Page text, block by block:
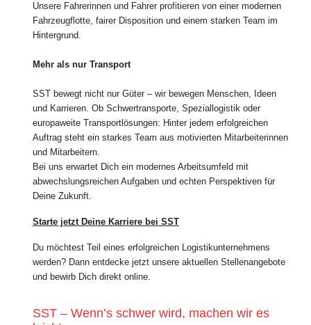
Unsere Fahrerinnen und Fahrer profitieren von einer modernen
Fahrzeugflotte, fairer Disposition und einem starken Team im
Hintergrund.
Mehr als nur Transport
SST bewegt nicht nur Güter – wir bewegen Menschen, Ideen
und Karrieren. Ob Schwertransporte, Speziallogistik oder
europaweite Transportlösungen: Hinter jedem erfolgreichen
Auftrag steht ein starkes Team aus motivierten Mitarbeiterinnen
und Mitarbeitern.
Bei uns erwartet Dich ein modernes Arbeitsumfeld mit
abwechslungsreichen Aufgaben und echten Perspektiven für
Deine Zukunft.
Starte jetzt Deine Karriere bei SST
Du möchtest Teil eines erfolgreichen Logistikunternehmens
werden? Dann entdecke jetzt unsere aktuellen Stellenangebote
und bewirb Dich direkt online.
SST – Wenn’s schwer wird, machen wir es